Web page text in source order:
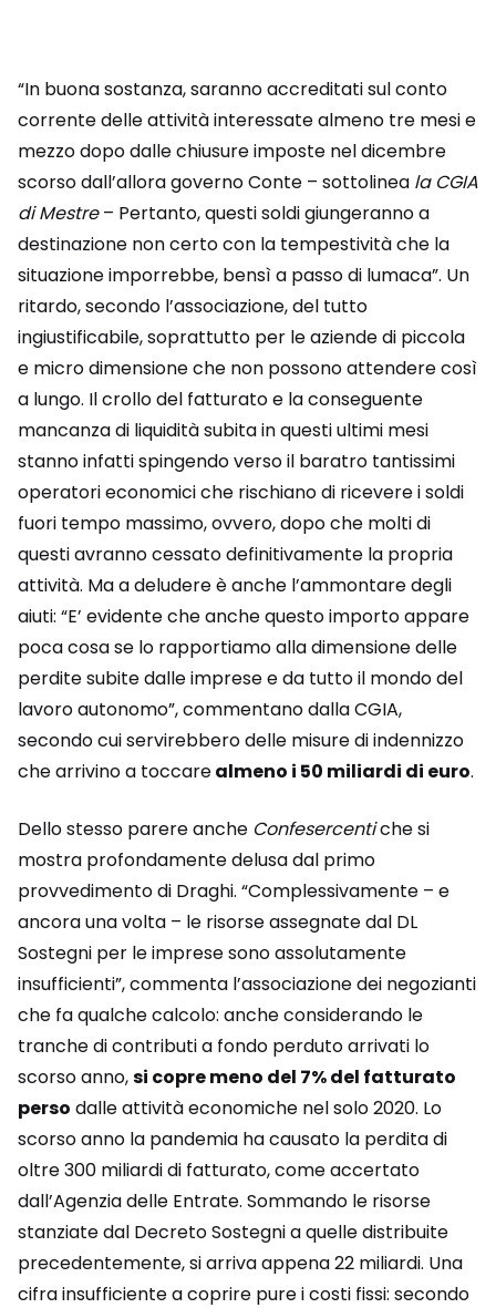
“In buona sostanza, saranno accreditati sul conto
corrente delle attività interessate almeno tre mesi e
mezzo dopo dalle chiusure imposte nel dicembre
scorso dall’allora governo Conte – sottolinea la CGIA
di Mestre– Pertanto, questi soldi giungeranno a
destinazione non certo con la tempestività che la
situazione imporrebbe, bensì a passo di lumaca”. Un
ritardo, secondo l’associazione, del tutto
ingiustificabile, soprattutto per le aziende di piccola
e micro dimensione che non possono attendere così
a lungo. Il crollo del fatturato e la conseguente
mancanza di liquidità subita in questi ultimi mesi
stanno infatti spingendo verso il baratro tantissimi
operatori economici che rischiano di ricevere i soldi
fuori tempo massimo, ovvero, dopo che molti di
questi avranno cessato definitivamente la propria
attività. Ma a deludere è anche l’ammontare degli
aiuti: “E’ evidente che anche questo importo appare
poca cosa se lo rapportiamo alla dimensione delle
perdite subite dalle imprese e da tutto il mondo del
lavoro autonomo”, commentano dalla CGIA,
secondo cui servirebbero delle misure di indennizzo
che arrivino a toccarealmeno i 50 miliardi di euro.
Dello stesso parere anche Confesercentiche si
mostra profondamente delusa dal primo
provvedimento di Draghi. “Complessivamente – e
ancora una volta – le risorse assegnate dal DL
Sostegni per le imprese sono assolutamente
insufficienti”, commenta l’associazione dei negozianti
che fa qualche calcolo: anche considerando le
tranche di contributi a fondo perduto arrivati lo
scorso anno,si copre meno del 7% del fatturato
perso dalle attività economiche nel solo 2020. Lo
scorso anno la pandemia ha causato la perdita di
oltre 300 miliardi di fatturato, come accertato
dall’Agenzia delle Entrate. Sommando le risorse
stanziate dal Decreto Sostegni a quelle distribuite
precedentemente, si arriva appena 22 miliardi. Una
cifra insufficiente a coprire pure i costi fissi: secondo